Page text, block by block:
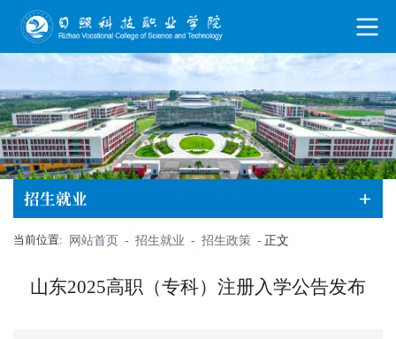
招生就业
当前位置: 网站首页 - 招生就业 - 招生政策 - 正文
山东2025高职（专科）注册入学公告发布